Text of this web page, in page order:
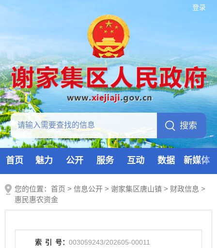
登录
首页 魅力 公开 服务 互动 数据 新媒体
您的位置： 首页 > 信息公开 > 谢家集区唐山镇 > 财政信息 >
惠民惠农资金
索 引 号： 003059243/202605-00011